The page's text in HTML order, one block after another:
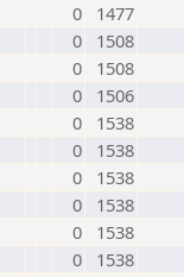
0
1477
0
1508
0
1508
0
1506
0
1538
0
1538
0
1538
0
1538
0
1538
0
1538